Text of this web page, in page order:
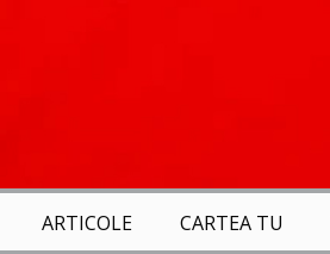
ARTICOLE CARTEA TU